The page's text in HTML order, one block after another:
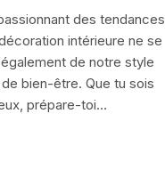
des tendances
intérieure ne se
de notre style
bien-être. Que tu sois
prépare-toi…